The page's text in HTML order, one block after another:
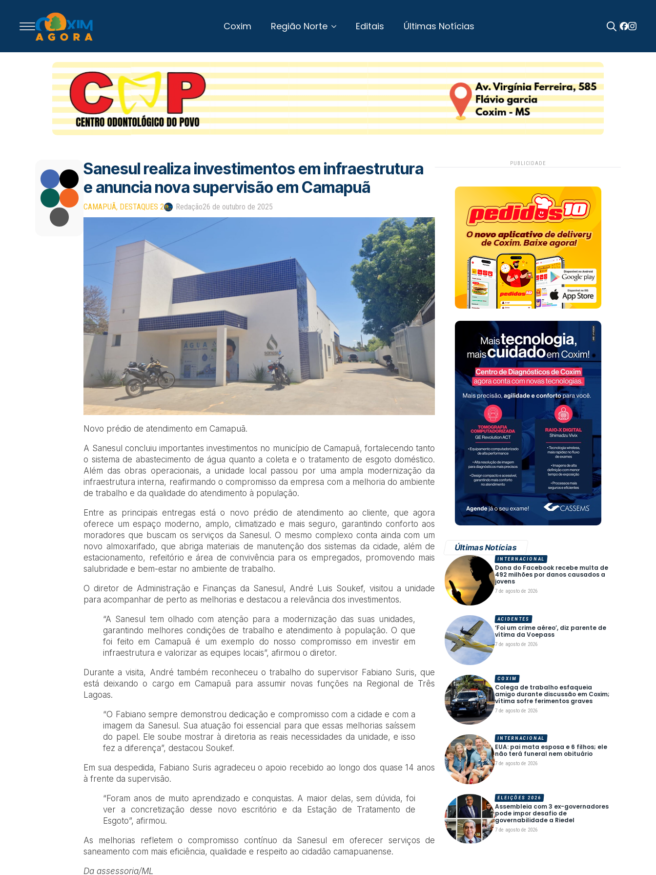
Coxim Região Norte Editais Últimas Notícias
Sanesul realiza investimentos em infraestrutura
e anuncia nova supervisão em Camapuã
CAMAPUÃ DESTAQUES 2 Redação26 de outubro de 2025
Novo prédio de atendimento em Camapuã.
A Sanesul concluiu importantes investimentos no município de Camapuã, fortalecendo tanto
o sistema de abastecimento de água quanto a coleta e o tratamento de esgoto doméstico.
Além das obras operacionais, a unidade local passou por uma ampla modernização da
infraestrutura interna, reafirmando o compromisso da empresa com a melhoria do ambiente
de trabalho e da qualidade do atendimento à população.
Entre as principais entregas está o novo prédio de atendimento ao cliente, que agora
oferece um espaço moderno, amplo, climatizado e mais seguro, garantindo conforto aos
moradores que buscam os serviços da Sanesul. O mesmo complexo conta ainda com um
novo almoxarifado, que abriga materiais de manutenção dos sistemas da cidade, além de
estacionamento, refeitório e área de convivência para os empregados, promovendo mais
salubridade e bem-estar no ambiente de trabalho.
O diretor de Administração e Finanças da Sanesul, André Luis Soukef, visitou a unidade
para acompanhar de perto as melhorias e destacou a relevância dos investimentos.
“A Sanesul tem olhado com atenção para a modernização das suas unidades,
garantindo melhores condições de trabalho e atendimento à população. O que
foi feito em Camapuã é um exemplo do nosso compromisso em investir em
infraestrutura e valorizar as equipes locais”, afirmou o diretor.
Durante a visita, André também reconheceu o trabalho do supervisor Fabiano Suris, que
está deixando o cargo em Camapuã para assumir novas funções na Regional de Três
Lagoas.
“O Fabiano sempre demonstrou dedicação e compromisso com a cidade e com a
imagem da Sanesul. Sua atuação foi essencial para que essas melhorias saíssem
do papel. Ele soube mostrar à diretoria as reais necessidades da unidade, e isso
fez a diferença”, destacou Soukef.
Em sua despedida, Fabiano Suris agradeceu o apoio recebido ao longo dos quase 14 anos
à frente da supervisão.
“Foram anos de muito aprendizado e conquistas. A maior delas, sem dúvida, foi
ver a concretização desse novo escritório e da Estação de Tratamento de
Esgoto”, afirmou.
As melhorias refletem o compromisso contínuo da Sanesul em oferecer serviços de
saneamento com mais eficiência, qualidade e respeito ao cidadão camapuanense.
Da assessoria/ML
PUBLICIDADE
Últimas Notícias
Dona do Facebook recebe multa de
492 milhões por danos causados a
jovens
7 de agosto de 2026
INTERNACIONAL
‘Foi um crime aéreo’, diz parente de
vítima da Voepass
7 de agosto de 2026
ACIDENTES
Colega de trabalho esfaqueia
amigo durante discussão em Coxim;
vítima sofre ferimentos graves
7 de agosto de 2026
COXIM
EUA: pai mata esposa e 6 filhos; ele
não terá funeral nem obituário
7 de agosto de 2026
INTERNACIONAL
Assembleia com 3 ex-governadores
pode impor desafio de
governabilidade a Riedel
7 de agosto de 2026
ELEIÇÕES 2026